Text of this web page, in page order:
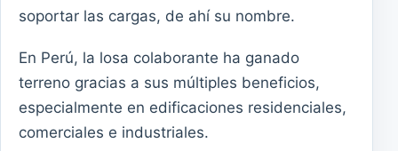
soportar las cargas, de ahí su nombre.
En Perú, la losa colaborante ha ganado
terreno gracias a sus múltiples beneficios,
especialmente en edificaciones residenciales,
comerciales e industriales.